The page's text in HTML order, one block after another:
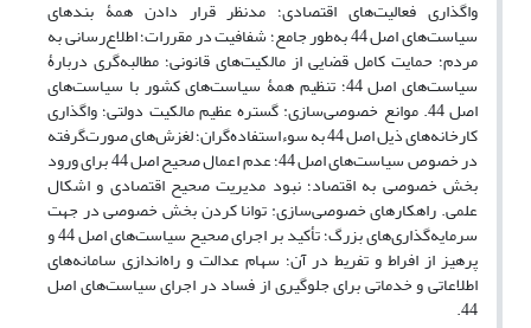
واگذاری فعالیت‌های اقتصادی؛ مدنظر قرار دادن همۀ بندهای
سیاست‌های اصل 44 به‌طور جامع؛ شفافیت در مقررات؛ اطلاع‌رسانی به
مردم؛ حمایت کامل قضایی از مالکیت‌های قانونی؛ مطالبه‌گری دربارۀ
سیاست‌های اصل 44؛ تنظیم همۀ سیاست‌های کشور با سیاست‌های
اصل 44. موانع خصوصی‌سازی: گستره عظیم مالکیت دولتی؛ واگذاری
کارخانه‌های ذیل اصل 44 به سوءاستفاده‎‌گران؛ لغزش‌های صورت‌گرفته
در خصوص سیاست‌های اصل 44؛ عدم اعمال صحیح اصل 44 برای ورود
بخش خصوصی به اقتصاد؛ نبود مدیریت صحیح اقتصادی و اشکال
علمی. راهکارهای خصوصی‌سازی: توانا کردن بخش خصوصی در جهت
سرمایه‌گذاری‌های بزرگ؛ تأکید بر اجرای صحیح سیاست‌های اصل 44 و
پرهیز از افراط و تفریط در آن؛ سهام عدالت و راه‌اندازی سامانه‌های
اطلاعاتی و خدماتی برای جلوگیری از فساد در اجرای سیاست‌های اصل
44.